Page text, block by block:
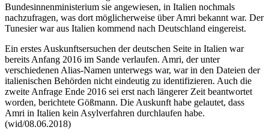
Bundesinnenministerium sie angewiesen, in Italien nochmals
nachzufragen, was dort möglicherweise über Amri bekannt war. Der
Tunesier war aus Italien kommend nach Deutschland eingereist.
Ein erstes Auskunftsersuchen der deutschen Seite in Italien war
bereits Anfang 2016 im Sande verlaufen. Amri, der unter
verschiedenen Alias-Namen unterwegs war, war in den Dateien der
italienischen Behörden nicht eindeutig zu identifizieren. Auch die
zweite Anfrage Ende 2016 sei erst nach längerer Zeit beantwortet
worden, berichtete Gößmann. Die Auskunft habe gelautet, dass
Amri in Italien kein Asylverfahren durchlaufen habe.
(wid/08.06.2018)